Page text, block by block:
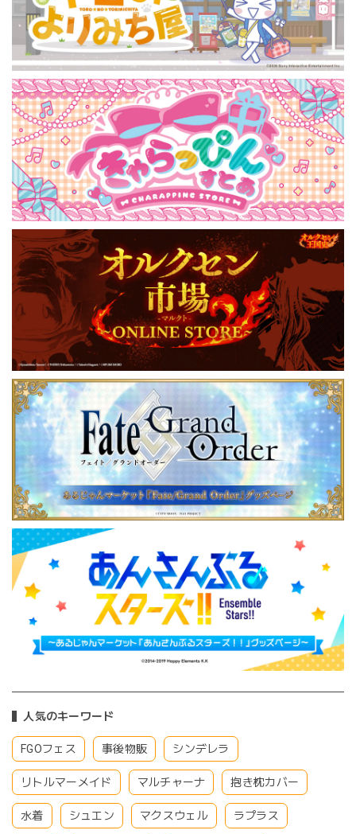
人気のキーワード
FGOフェス 事後物販 シンデレラ
リトルマーメイド マルチャーナ 抱き枕カバー
水着 シュエン マクスウェル ラプラス